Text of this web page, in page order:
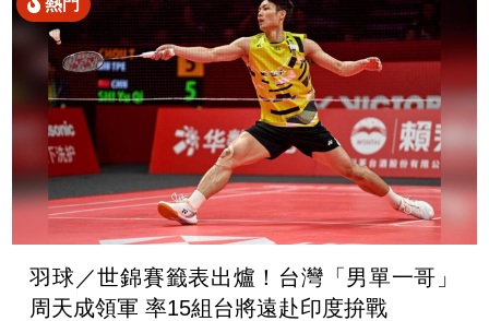
熱門
羽球／世錦賽籤表出爐！台灣「男單一哥」
周天成領軍 率15組台將遠赴印度拚戰